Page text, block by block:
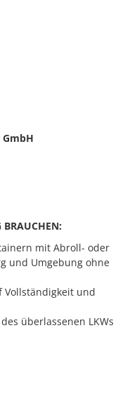
BRAUCHEN:
mit Abroll- oder
und Umgebung ohne
Vollständigkeit und
überlassenen LKWs